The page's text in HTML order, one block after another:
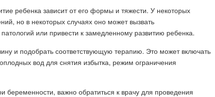
ребенка зависит от его формы и тяжести. У некоторых
но в некоторых случаях оно может вызвать
или привести к замедленному развитию ребенка.
и подобрать соответствующую терапию. Это может включать
вод для снятия избытка, режим ограничения
беременности, важно обратиться к врачу для проведения